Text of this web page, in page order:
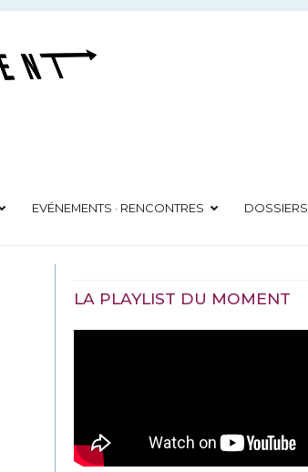
EVÉNEMENTS · RENCONTRES DOSSIERS
LA PLAYLIST DU MOMENT